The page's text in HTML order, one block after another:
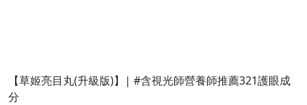
【草姬亮目丸(升級版)】| #含視光師營養師推薦321護眼成
分